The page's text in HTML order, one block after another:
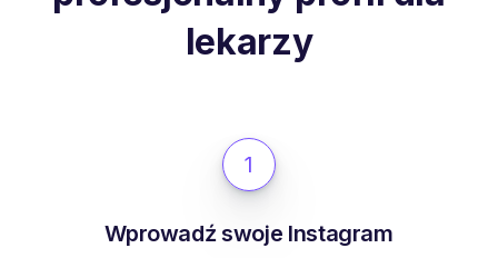
lekarzy
1
Wprowadź swoje Instagram